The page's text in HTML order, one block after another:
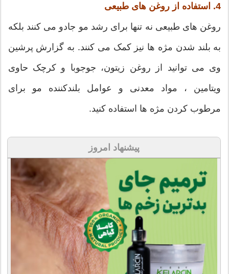
4. استفاده از روغن های طبیعی
روغن های طبیعی نه تنها برای رشد مو جادو می کنند بلکه
به بلند شدن مژه ها نیز کمک می کنند. به گزارش پرشین
وی می توانید از روغن زیتون، جوجوبا و کرچک حاوی
ویتامین ، مواد معدنی و عوامل بلندکننده مو برای
مرطوب کردن مژه ها استفاده کنید.
پیشنهاد امروز